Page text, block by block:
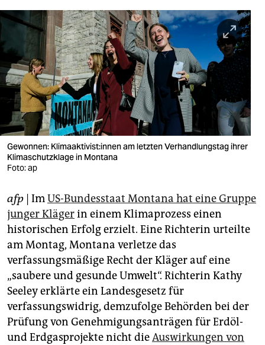
sport
berlin
nord
wahrheit
verlag
verlag
veranstaltungen
fragen & hilfe
unterstützen
genossenschaft
epaper login
Gewonnen: Kli­ma­ak­ti­vis­t:innen am letzten Verhandlungstag ihrer
Klimaschutzklage in Montana
Foto: ap
afp | ImUS-Bundesstaat Montana hat eine Gruppe
junger Klägerin einem Klimaprozess einen
historischen Erfolg erzielt. Eine Richterin urteilte
am Montag, Montana verletze das
verfassungsmäßige Recht der Kläger auf eine
„saubere und gesunde Umwelt“. Richterin Kathy
Seeley erklärte ein Landesgesetz für
verfassungswidrig, demzufolge Behörden bei der
Prüfung von Genehmigungsanträgen für Erdöl-
und Erdgasprojekte nicht dieAuswirkungen von